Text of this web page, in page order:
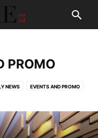
PROMO
NEWS EVENTS AND PROMO